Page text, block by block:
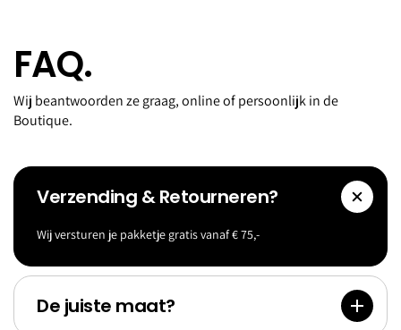
Accessoi
res
FAQ.
Wij beantwoorden ze graag, online of persoonlijk in de
Boutique.
Verzending & Retourneren?
Wij versturen je pakketje gratis vanaf € 75,-
De juiste maat?